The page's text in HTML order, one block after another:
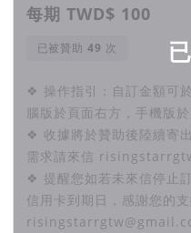
每期 TWD$ 100
已被贊助 次
❖ 操作指引：自訂金額可
腦版於頁面右方，手機版於
❖ 收據將於贊助後陸續寄
需求請來信
❖ 提醒您如若未來信停止
信用卡到期日，感謝您的